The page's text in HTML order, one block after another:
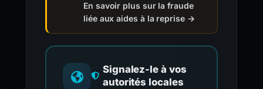
En savoir plus sur la fraude
liée aux aides à la reprise →
Signalez-le à vos
autorités locales